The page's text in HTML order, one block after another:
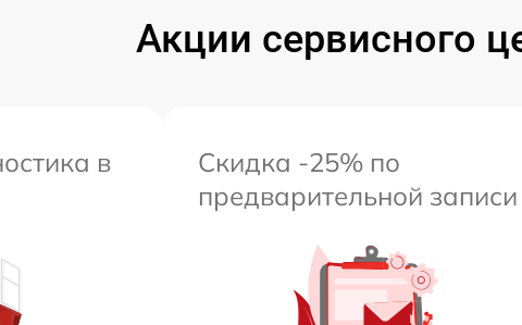
Акции сервисного
в
Скидка -25% по
предварительной записи